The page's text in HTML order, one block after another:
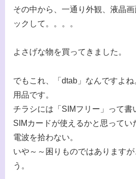
その中から、一通り外観、液晶
ックして。。。。
よさげな物を買ってきました。
でもこれ、「dtab」なんですよ
用品です。
チラシには「SIMフリー」って書
SIMカードが使えるかと思ってい
電波を拾わない。
いや～～困りものではあります
う。